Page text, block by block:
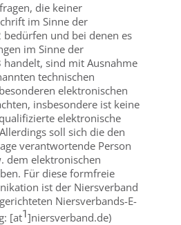
die keiner
im Sinne der
und bei denen es
im Sinne der
handelt, sind mit Ausnahme
technischen
elektronischen
insbesondere ist keine
elektronische
soll sich die den
verantwortende Person
dem elektronischen
Für diese formfreie
ist der Niersverband
Niersverbands-E-
[at1]niersverband.de)